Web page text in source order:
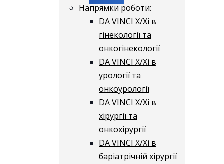
Напрямки роботи:
DA VINCI X/Xі в
гінекології та
онкогінекології
DA VINCI X/Xі в
урології та
онкоурології
DA VINCI X/Xі в
хірургії та
онкохірургії
DA VINCI X/Xі в
баріатрічній хірургії